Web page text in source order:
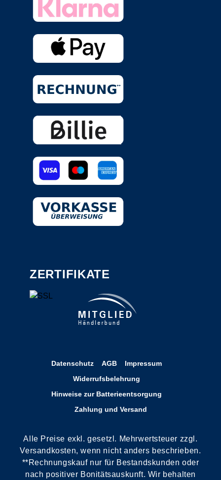
ZERTIFIKATE
Datenschutz AGB
Impressum
Widerrufsbelehrung
Hinweise zur Batterieentsorgung
Zahlung und Versand
Alle Preise exkl. gesetzl. Mehrwertsteuer zzgl.
Versandkosten, wenn nicht anders beschrieben.
**Rechnungskauf nur für Bestandskunden oder
nach positiver Bonitätsauskunft. Wir behalten